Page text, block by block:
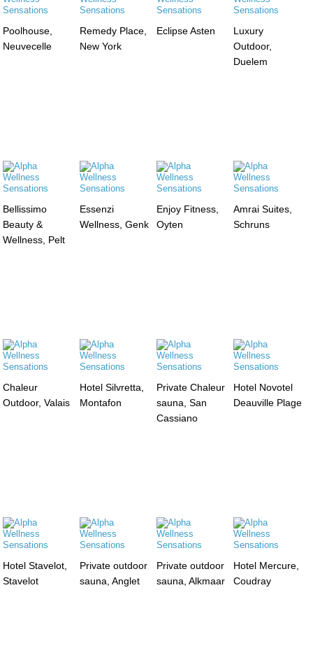
Poolhouse,
Neuvecelle
Remedy Place,
New York
Eclipse Asten
Luxury
Outdoor,
Duelem
Bellissimo
Beauty &
Wellness, Pelt
Essenzi
Wellness, Genk
Enjoy Fitness,
Oyten
Amrai Suites,
Schruns
Chaleur
Outdoor, Valais
Hotel Silvretta,
Montafon
Private Chaleur
sauna, San
Cassiano
Hotel Novotel
Deauville Plage
Hotel Stavelot,
Stavelot
Private outdoor
sauna, Anglet
Private outdoor
sauna, Alkmaar
Hotel Mercure,
Coudray